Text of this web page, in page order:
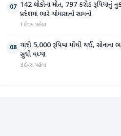
07 142 લોકોના મોત, 797 કરોડ રૂપિયાનું
પ્રદેશમાં ભારે ચોમાસાનો સામનો
1 દિવસ પહેલા
08 ચાંદી 5,000 રૂપિયા મોંઘી થઈ, સોનાના
સુધી વધ્યા
3 દિવસ પહેલા